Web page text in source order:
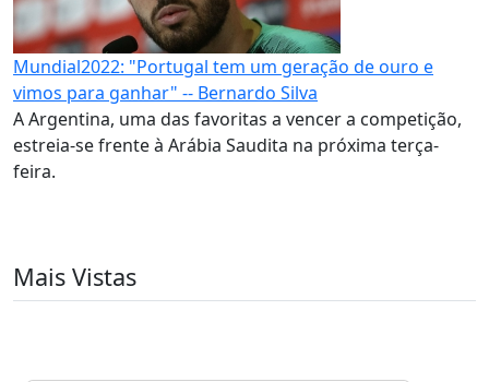
Mundial2022: "Portugal tem um geração de ouro e
vimos para ganhar" -- Bernardo Silva
A Argentina, uma das favoritas a vencer a competição,
estreia-se frente à Arábia Saudita na próxima terça-
feira.
Mais Vistas